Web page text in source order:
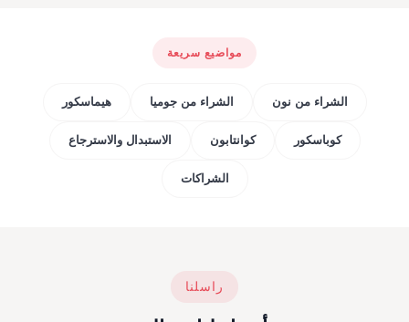
مواضيع سريعة
الشراء من نون الشراء من جوميا هيماسكور
كوباسكور كوانتابون الاستبدال والاسترجاع
الشراكات
راسلنا